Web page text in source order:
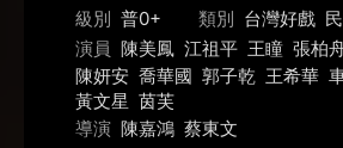
級別 普0+ 類別 台灣好戲
演員 陳美鳳 江祖平 王瞳 張柏
陳妍安 喬華國 郭子乾 王希華
黃文星 茵芙
導演 陳嘉鴻 蔡東文